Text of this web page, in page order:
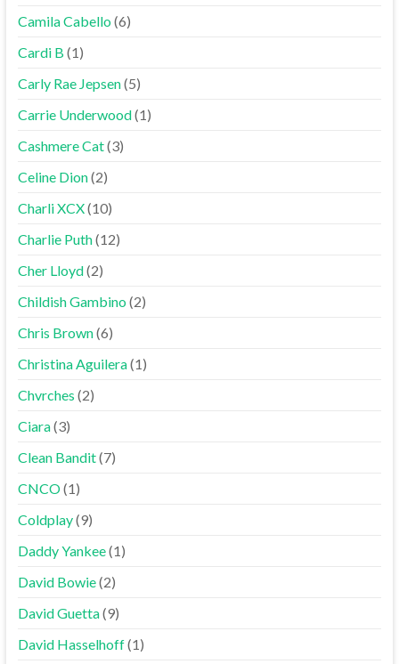
Camila Cabello(6)
Cardi B (1)
Carly Rae Jepsen(5)
Carrie Underwood(1)
Cashmere Cat(3)
Celine Dion(2)
Charli XCX(10)
Charlie Puth(12)
Cher Lloyd(2)
Childish Gambino(2)
Chris Brown(6)
Christina Aguilera(1)
Chvrches (2)
Ciara(3)
Clean Bandit(7)
CNCO(1)
Coldplay(9)
Daddy Yankee(1)
David Bowie(2)
David Guetta(9)
David Hasselhoff(1)